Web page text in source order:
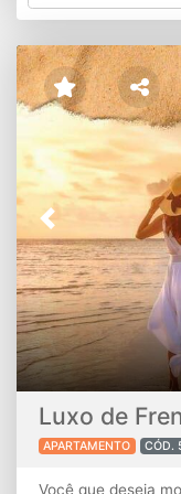
Luxo de
APARTAMENTO CÓD.
Previous
Você que deseja